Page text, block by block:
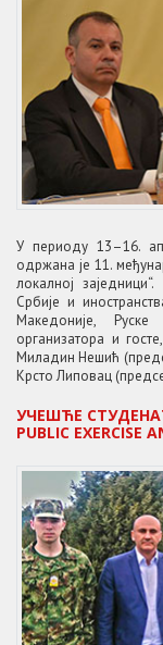
У периоду 13–16.
одржана је 11.
локалној
Србије и
Македоније,
организатора и
Миладин Нешић
Крсто Липовац
УЧЕШЋЕ
PUBLIC